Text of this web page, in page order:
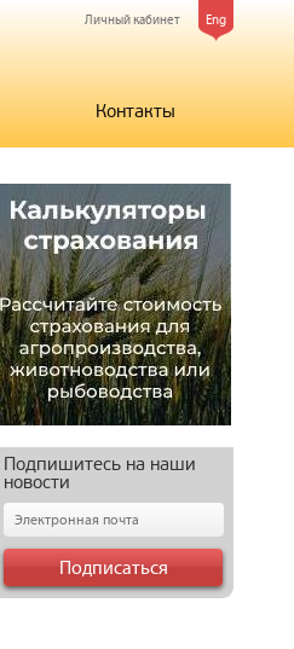
Eng
Личный кабинет
Контакты
Подпишитесь на наши
новости